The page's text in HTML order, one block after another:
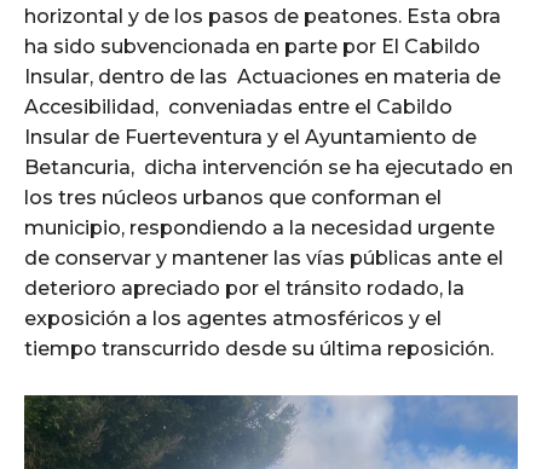
horizontal y de los pasos de peatones. Esta obra
ha sido subvencionada en parte por El Cabildo
Insular, dentro de las Actuaciones en materia de
Accesibilidad, conveniadas entre el Cabildo
Insular de Fuerteventura y el Ayuntamiento de
Betancuria, dicha intervención se ha ejecutado en
los tres núcleos urbanos que conforman el
municipio, respondiendo a la necesidad urgente
de conservar y mantener las vías públicas ante el
deterioro apreciado por el tránsito rodado, la
exposición a los agentes atmosféricos y el
tiempo transcurrido desde su última reposición.